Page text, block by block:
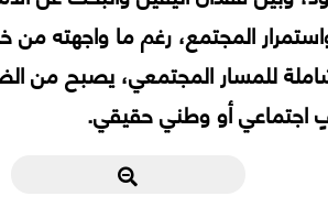
المجتمع، رغم ما واجهته
للمسار المجتمعي، يصبح من
اجتماعي أو وطني حقيقي.